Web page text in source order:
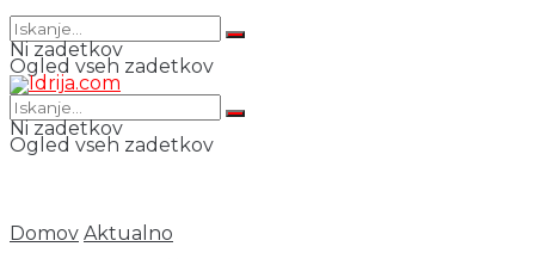
Ni zadetkov
Ogled vseh zadetkov
Ni zadetkov
Ogled vseh zadetkov
Domov Aktualno